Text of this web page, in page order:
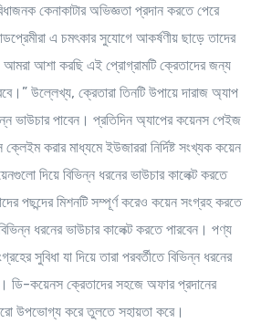
কেনাকাটার অভিজ্ঞতা প্রদান করতে পেরে
এ চমৎকার সুযোগে আকর্ষণীয় ছাড়ে তাদের
আমরা আশা করছি এই প্রোগ্রামটি ক্রেতাদের জন্য
উল্লেখ্য, ক্রেতারা তিনটি উপায়ে দারাজ অ্যাপ
ভাউচার পাবেন। প্রতিদিন অ্যাপের কয়েনস পেইজ
করার মাধ্যমে ইউজাররা নির্দিষ্ট সংখ্যক কয়েন
দিয়ে বিভিন্ন ধরনের ভাউচার কালেক্ট করতে
পছন্দের মিশনটি সম্পূর্ণ করেও কয়েন সংগ্রহ করতে
ধরনের ভাউচার কালেক্ট করতে পারবেন। পণ্য
সুবিধা যা দিয়ে তারা পরবর্তীতে বিভিন্ন ধরনের
ডি-কয়েনস ক্রেতাদের সহজে অফার প্রদানের
উপভোগ্য করে তুলতে সহায়তা করে।